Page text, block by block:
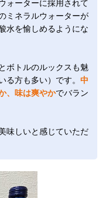
ォーターに採用されて
ミネラルウォーターが
水を愉しめるようにな
ボトルのルックスも魅
る方も多い）です。 中
、味は爽やかでバラン
味しいと感じていただ